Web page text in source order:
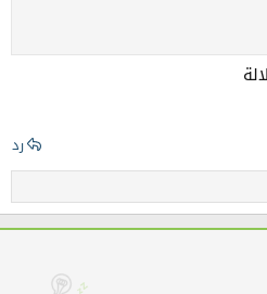
رد